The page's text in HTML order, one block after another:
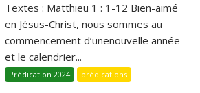
Textes : Matthieu 1 : 1-12 Bien-aimé
en Jésus-Christ, nous sommes au
commencement d’unenouvelle année
et le calendrier...
Prédication 2024 prédications